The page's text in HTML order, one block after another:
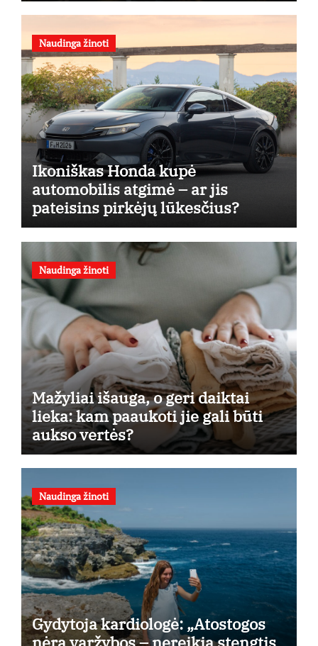
Naudinga žinoti
Ikoniškas Honda kupė
automobilis atgimė – ar jis
pateisins pirkėjų lūkesčius?
Naudinga žinoti
Mažyliai išauga, o geri daiktai
lieka: kam paaukoti jie gali būti
aukso vertės?
Naudinga žinoti
Gydytoja kardiologė: „Atostogos